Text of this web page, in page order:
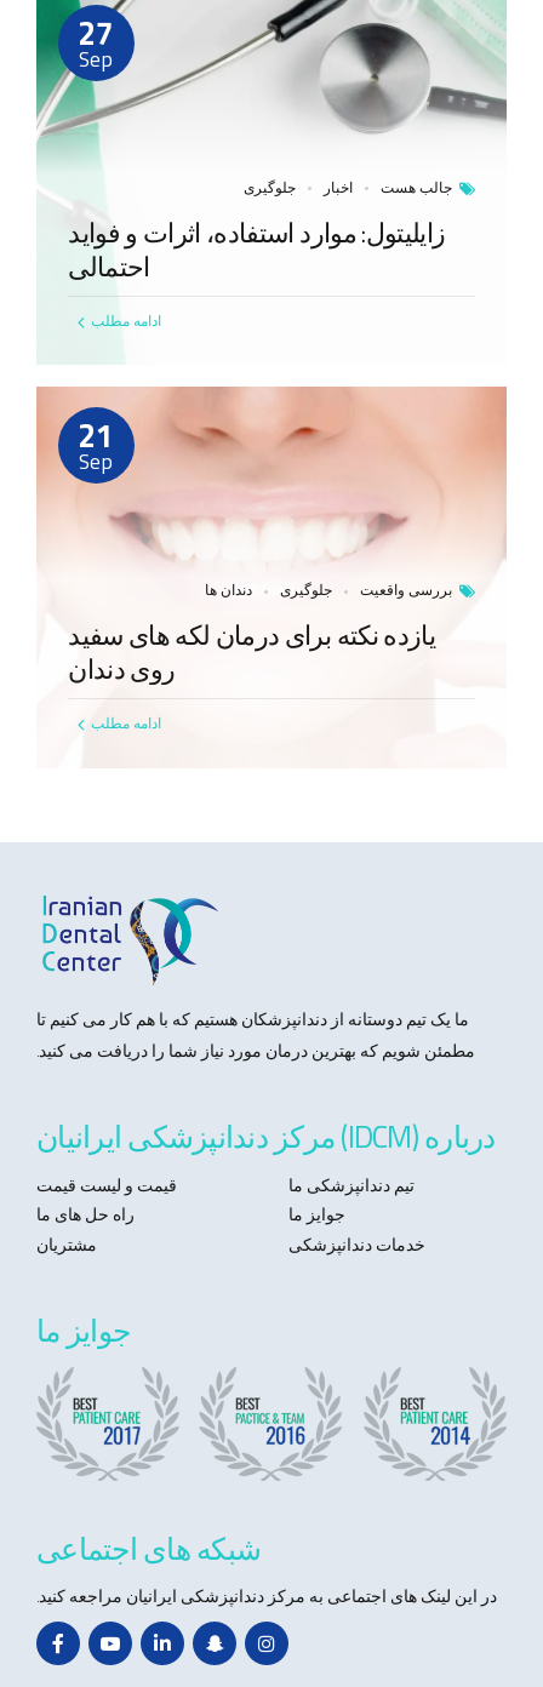
جالب هست اخبار جلوگیری
27
Sep
زایلیتول: موارد استفاده، اثرات و فواید
احتمالی
ادامه مطلب
بررسی واقعیت جلوگیری دندان ها
21
Sep
یازده نکته برای درمان لکه های سفید
روی دندان
ادامه مطلب
ما یک تیم دوستانه از دندانپزشکان هستیم که با هم کار می کنیم تا
مطمئن شویم که بهترین درمان مورد نیاز شما را دریافت می کنید.
درباره (IDCM) مرکز دندانپزشکی ایرانیان
تیم دندانپزشکی ما
قیمت و لیست قیمت
جوایز ما
راه حل های ما
خدمات دندانپزشکی
مشتریان
جوایز ما
شبکه های اجتماعی
در این لینک های اجتماعی به مرکز دندانپزشکی ایرانیان مراجعه کنید.